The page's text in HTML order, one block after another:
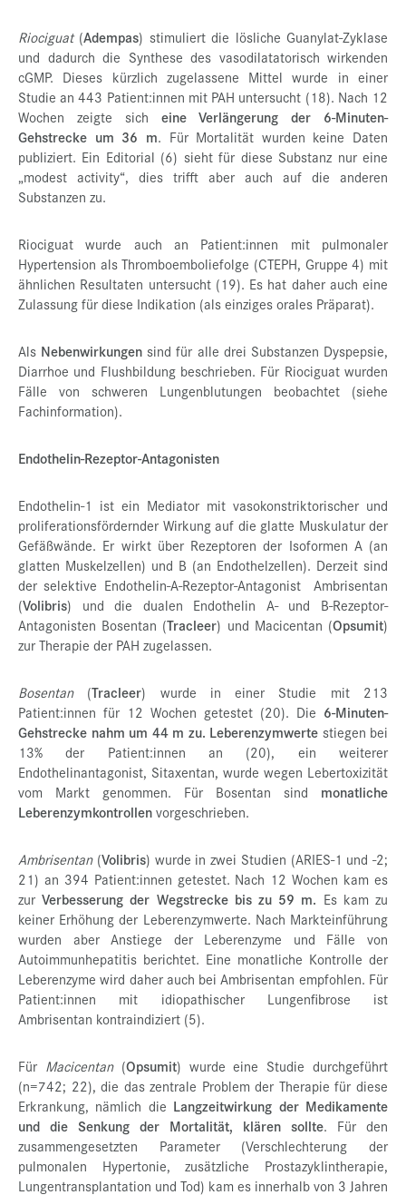
Riociguat (Adempas) stimuliert die lösliche Guanylat-Zyklase
und dadurch die Synthese des vasodilatatorisch wirkenden
cGMP. Dieses kürzlich zugelassene Mittel wurde in einer
Studie an 443 Patient:innen mit PAH untersucht (18). Nach 12
Wochen zeigte sich eine Verlängerung der 6-Minuten-
Gehstrecke um 36 m. Für Mortalität wurden keine Daten
publiziert. Ein Editorial (6) sieht für diese Substanz nur eine
„modest activity“, dies trifft aber auch auf die anderen
Substanzen zu.
Riociguat wurde auch an Patient:innen mit pulmonaler
Hypertension als Thromboemboliefolge (CTEPH, Gruppe 4) mit
ähnlichen Resultaten untersucht (19). Es hat daher auch eine
Zulassung für diese Indikation (als einziges orales Präparat).
Als Nebenwirkungen sind für alle drei Substanzen Dyspepsie,
Diarrhoe und Flushbildung beschrieben. Für Riociguat wurden
Fälle von schweren Lungenblutungen beobachtet (siehe
Fachinformation).
Endothelin-Rezeptor-Antagonisten
Endothelin-1 ist ein Mediator mit vasokonstriktorischer und
proliferationsfördernder Wirkung auf die glatte Muskulatur der
Gefäßwände. Er wirkt über Rezeptoren der Isoformen A (an
glatten Muskelzellen) und B (an Endothelzellen). Derzeit sind
der selektive Endothelin-A-Rezeptor-Antagonist Ambrisentan
(Volibris) und die dualen Endothelin A- und B-Rezeptor-
Antagonisten Bosentan (Tracleer) und Macicentan (Opsumit)
zur Therapie der PAH zugelassen.
Bosentan(Tracleer) wurde in einer Studie mit 213
Patient:innen für 12 Wochen getestet (20). Die 6-Minuten-
Gehstrecke nahm um 44 m zu. Leberenzymwerte stiegen bei
13% der Patient:innen an (20), ein weiterer
Endothelinantagonist, Sitaxentan, wurde wegen Lebertoxizität
vom Markt genommen. Für Bosentan sind monatliche
Leberenzymkontrollenvorgeschrieben.
Ambrisentan (Volibris) wurde in zwei Studien (ARIES-1 und -2;
21) an 394 Patient:innen getestet. Nach 12 Wochen kam es
zurVerbesserung der Wegstrecke bis zu 59 m. Es kam zu
keiner Erhöhung der Leberenzymwerte. Nach Markteinführung
wurden aber Anstiege der Leberenzyme und Fälle von
Autoimmunhepatitis berichtet. Eine monatliche Kontrolle der
Leberenzyme wird daher auch bei Ambrisentan empfohlen. Für
Patient:innen mit idiopathischer Lungenfibrose ist
Ambrisentan kontraindiziert (5).
Für Macicentan (Opsumit) wurde eine Studie durchgeführt
(n=742; 22), die das zentrale Problem der Therapie für diese
Erkrankung, nämlich die Langzeitwirkung der Medikamente
und die Senkung der Mortalität, klären sollte. Für den
zusammengesetzten Parameter (Verschlechterung der
pulmonalen Hypertonie, zusätzliche Prostazyklintherapie,
Lungentransplantation und Tod) kam es innerhalb von 3 Jahren